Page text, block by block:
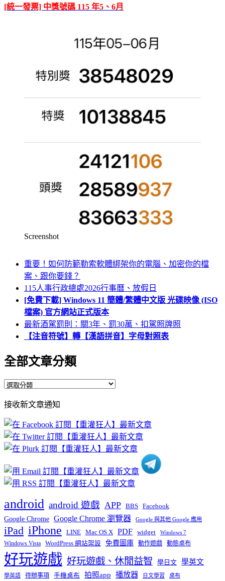
[統一發票] 中獎號碼 115 年5、6月
Screenshot
重要！如何防範勒索軟體綁架你的電腦、加密你的檔
案、跟你要錢？
115人事行政總處2026行事曆、放假日
[免費下載] Windows 11 簡體/繁體中文版 光碟映像 (ISO
檔案) 官方網站正式版本
最新酒駕罰則：關3年、罰30萬、扣駕照牌照
【注音符號】轉【漢語拼音】字母對照表
全部文章分類
全
文
章
分
類
接收新文章通知
android android 遊戲 APP BBS Facebook
Google Chrome Google Chrome 瀏覽器 Google 與其他 Google 應用
iPad iPhone LINE Mac OS X PDF widget Windows 7
Windows Vista WordPress 網站架設 免費圖庫 動作遊戲 動態桌布
好玩遊戲 好玩遊戲、休閒益智 學日文 學英文
學英語 待辦事項 手機桌布 拍照app 播放器 日文學習 桌布